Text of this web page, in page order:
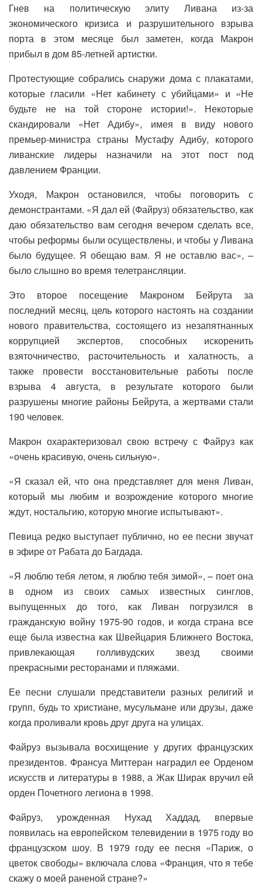
Гнев на политическую элиту Ливана из-за
экономического кризиса и разрушительного взрыва
порта в этом месяце был заметен, когда Макрон
прибыл в дом 85-летней артистки.
Протестующие собрались снаружи дома с плакатами,
которые гласили «Нет кабинету с убийцами» и «Не
будьте не на той стороне истории!». Некоторые
скандировали «Нет Адибу», имея в виду нового
премьер-министра страны Мустафу Адибу, которого
ливанские лидеры назначили на этот пост под
давлением Франции.
Уходя, Макрон остановился, чтобы поговорить с
демонстрантами. «Я дал ей (Файруз) обязательство, как
даю обязательство вам сегодня вечером сделать все,
чтобы реформы были осуществлены, и чтобы у Ливана
было будущее. Я обещаю вам. Я не оставлю вас», –
было слышно во время телетрансляции.
Это второе посещение Макроном Бейрута за
последний месяц, цель которого настоять на создании
нового правительства, состоящего из незапятнанных
коррупцией экспертов, способных искоренить
взяточничество, расточительность и халатность, а
также провести восстановительные работы после
взрыва 4 августа, в результате которого были
разрушены многие районы Бейрута, а жертвами стали
190 человек.
Макрон охарактеризовал свою встречу с Файруз как
«очень красивую, очень сильную».
«Я сказал ей, что она представляет для меня Ливан,
который мы любим и возрождение которого многие
ждут, ностальгию, которую многие испытывают».
Певица редко выступает публично, но ее песни звучат
в эфире от Рабата до Багдада.
«Я люблю тебя летом, я люблю тебя зимой», – поет она
в одном из своих самых известных синглов,
выпущенных до того, как Ливан погрузился в
гражданскую войну 1975-90 годов, и когда страна все
еще была известна как Швейцария Ближнего Востока,
привлекающая голливудских звезд своими
прекрасными ресторанами и пляжами.
Ее песни слушали представители разных религий и
групп, будь то христиане, мусульмане или друзы, даже
когда проливали кровь друг друга на улицах.
Файруз вызывала восхищение у других французских
президентов. Франсуа Миттеран наградил ее Орденом
искусств и литературы в 1988, а Жак Ширак вручил ей
орден Почетного легиона в 1998.
Файруз, урожденная Нухад Хаддад, впервые
появилась на европейском телевидении в 1975 году во
французском шоу. В 1979 году ее песня «Париж, о
цветок свободы» включала слова «Франция, что я тебе
скажу о моей раненой стране?»